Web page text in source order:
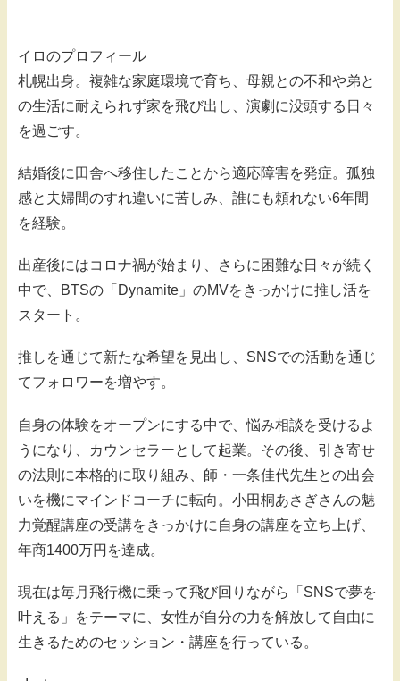
イロのプロフィール
札幌出身。複雑な家庭環境で育ち、母親との不和や弟と
の生活に耐えられず家を飛び出し、演劇に没頭する日々
を過ごす。
結婚後に田舎へ移住したことから適応障害を発症。孤独
感と夫婦間のすれ違いに苦しみ、誰にも頼れない6年間
を経験。
出産後にはコロナ禍が始まり、さらに困難な日々が続く
中で、BTSの「Dynamite」のMVをきっかけに推し活を
スタート。
推しを通じて新たな希望を見出し、SNSでの活動を通じ
てフォロワーを増やす。
自身の体験をオープンにする中で、悩み相談を受けるよ
うになり、カウンセラーとして起業。その後、引き寄せ
の法則に本格的に取り組み、師・一条佳代先生との出会
いを機にマインドコーチに転向。小田桐あさぎさんの魅
力覚醒講座の受講をきっかけに自身の講座を立ち上げ、
年商1400万円を達成。
現在は毎月飛行機に乗って飛び回りながら「SNSで夢を
叶える」をテーマに、女性が自分の力を解放して自由に
生きるためのセッション・講座を行っている。